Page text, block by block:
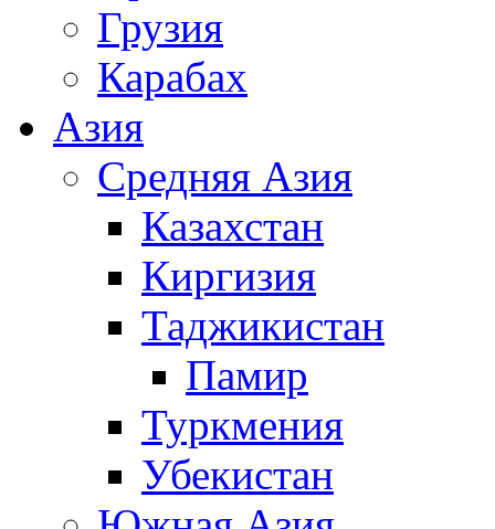
Грузия
Карабах
Азия
Средняя Азия
Казахстан
Киргизия
Таджикистан
Памир
Туркмения
Убекистан